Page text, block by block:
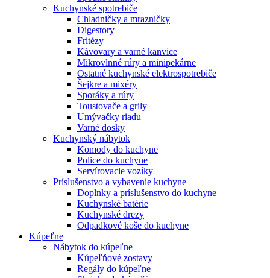
Kuchynské spotrebiče
Chladničky a mrazničky
Digestory
Fritézy
Kávovary a varné kanvice
Mikrovlnné rúry a minipekárne
Ostatné kuchynské elektrospotrebiče
Šejkre a mixéry
Sporáky a rúry
Toustovače a grily
Umývačky riadu
Varné dosky
Kuchynský nábytok
Komody do kuchyne
Police do kuchyne
Servírovacie vozíky
Príslušenstvo a vybavenie kuchyne
Doplnky a príslušenstvo do kuchyne
Kuchynské batérie
Kuchynské drezy
Odpadkové koše do kuchyne
Kúpeľne
Nábytok do kúpeľne
Kúpeľňové zostavy
Regály do kúpeľne